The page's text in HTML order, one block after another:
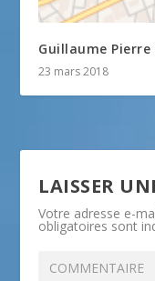
Guillaume
23 mars 2018
LAISSER
Votre adresse e-
obligatoires sont